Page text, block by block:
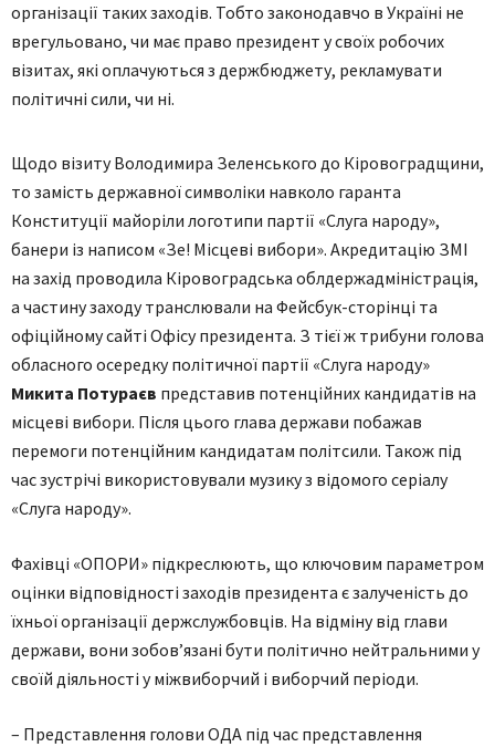
організації таких заходів. Тобто законодавчо в Україні не
врегульовано, чи має право президент у своїх робочих
візитах, які оплачуються з держбюджету, рекламувати
політичні сили, чи ні.
Щодо візиту Володимира Зеленського до Кіровоградщини,
то замість державної символіки навколо гаранта
Конституції майоріли логотипи партії «Слуга народу»,
банери із написом «Зе! Місцеві вибори». Акредитацію ЗМІ
на захід проводила Кіровоградська облдержадміністрація,
а частину заходу транслювали на Фейсбук-сторінці та
офіційному сайті Офісу президента. З тієї ж трибуни голова
обласного осередку політичної партії «Слуга народу»
Микита Потураєв представив потенційних кандидатів на
місцеві вибори. Після цього глава держави побажав
перемоги потенційним кандидатам політсили. Також під
час зустрічі використовували музику з відомого серіалу
«Слуга народу».
Фахівці «ОПОРИ» підкреслюють, що ключовим параметром
оцінки відповідності заходів президента є залученість до
їхньої організації держслужбовців. На відміну від глави
держави, вони зобов’язані бути політично нейтральними у
своїй діяльності у міжвиборчий і виборчий періоди.
– Представлення голови ОДА під час представлення